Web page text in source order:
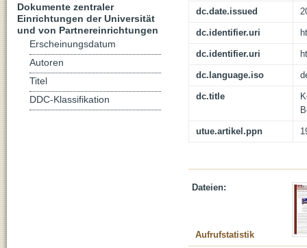
dc.date.issued
dc.identifier.uri
dc.identifier.uri
dc.language.iso
dc.title
utue.artikel.ppn
Dateien:
Aufrufstatistik
Dokumente zentraler
Einrichtungen der Universität
und von Partnereinrichtungen
Erscheinungsdatum
Autoren
Titel
DDC-Klassifikation